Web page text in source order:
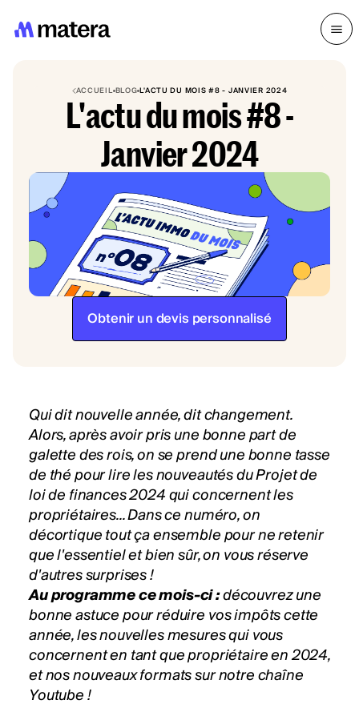
ACCUEILBLOGL'ACTU DU MOIS #8 - JANVIER 2024
L'actu du mois #8 -
Janvier 2024
Obtenir un devis personnalisé
Qui dit nouvelle année, dit changement.
Alors, après avoir pris une bonne part de
galette des rois, on se prend une bonne tasse
de thé pour lire les nouveautés du Projet de
loi de finances 2024 qui concernent les
propriétaires... Dans ce numéro, on
décortique tout ça ensemble pour ne retenir
que l'essentiel et bien sûr, on vous réserve
d'autres surprises !
Au programme ce mois-ci :découvrez une
bonne astuce pour réduire vos impôts cette
année, les nouvelles mesures qui vous
concernent en tant que propriétaire en 2024,
et nos nouveaux formats sur notrechaîne
Youtube!